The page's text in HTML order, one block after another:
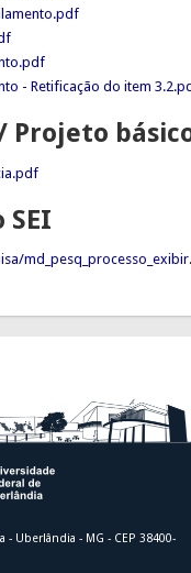
- Retificação do item
Projeto
SEI
- Uberlândia - MG - CEP 38400-